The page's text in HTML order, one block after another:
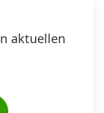
aktuellen